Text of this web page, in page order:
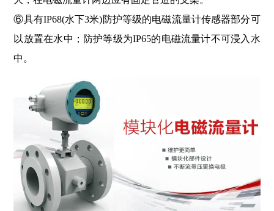
⑥具有IP68(水下3米)防护等级的电磁流量计传感器部分可
以放置在水中；防护等级为IP65的电磁流量计不可浸入水
中。